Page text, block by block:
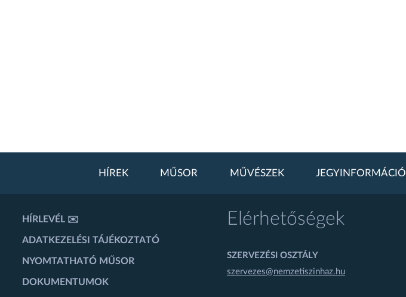
HÍREK MŰSOR MŰVÉSZEK JEGYINFORMÁCIÓ
HÍRLEVÉL ✉️
ADATKEZELÉSI TÁJÉKOZTATÓ
NYOMTATHATÓ MŰSOR
DOKUMENTUMOK
Elérhetőségek
SZERVEZÉSI OSZTÁLY
szervezes@nemzetiszinhaz.hu